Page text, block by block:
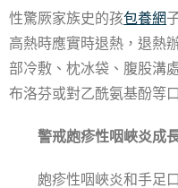
性驚厥家族史的孩包養網
高熱時應實時退熱，退熱
部冷敷、枕冰袋、腹股溝
布洛芬或對乙酰氨基酚等
警戒皰疹性咽峽炎成
皰疹性咽峽炎和手足